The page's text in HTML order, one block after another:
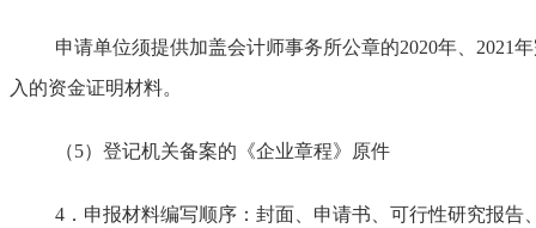
申请单位须提供加盖会计师事务所公章的2020年、2021
入的资金证明材料。
（5）登记机关备案的《企业章程》原件
4．申报材料编写顺序：封面、申请书、可行性研究报告